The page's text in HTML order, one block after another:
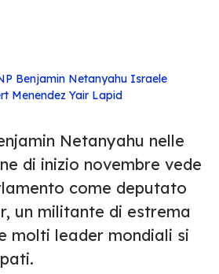
Benjamin Netanyahu Israele
Menendez Yair Lapid
Netanyahu nelle
di inizio novembre vede
come deputato
un militante di estrema
molti leader mondiali si